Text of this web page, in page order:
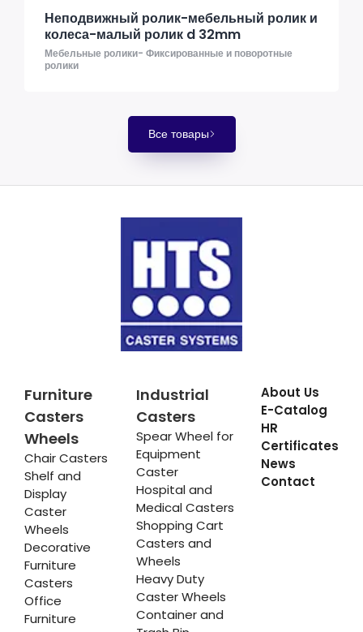
Неподвижный ролик-мебельный ролик и
колеса-малый ролик d 32mm
Мебельные ролики- Фиксированные и поворотные
ролики
Все товары
Furniture
Casters
Wheels
Chair Casters
Shelf and
Display
Caster
Wheels
Decorative
Furniture
Casters
Office
Furniture
Industrial
Casters
Spear Wheel for
Equipment
Caster
Hospital and
Medical Casters
Shopping Cart
Casters and
Wheels
Heavy Duty
Caster Wheels
Container and
About Us
E-Catalog
HR
Certificates
News
Contact